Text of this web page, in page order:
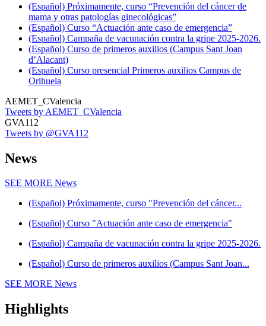
(Español) Próximamente, curso “Prevención del cáncer de
mama y otras patologías ginecológicas”
(Español) Curso “Actuación ante caso de emergencia”
(Español) Campaña de vacunación contra la gripe 2025-2026.
(Español) Curso de primeros auxilios (Campus Sant Joan
d’Alacant)
(Español) Curso presencial Primeros auxilios Campus de
Orihuela
AEMET_CValencia
Tweets by AEMET_CValencia
GVA112
Tweets by @GVA112
News
SEE MORE News
(Español) Próximamente, curso "Prevención del cáncer...
(Español) Curso "Actuación ante caso de emergencia"
(Español) Campaña de vacunación contra la gripe 2025-2026.
(Español) Curso de primeros auxilios (Campus Sant Joan...
SEE MORE News
Highlights